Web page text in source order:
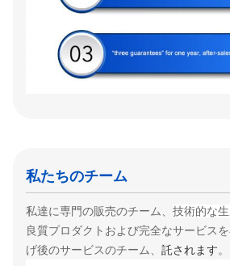
私たちのチーム
私達に専門の販売のチーム、 技術的な
良質プロダクトおよび完全なサービス
げ後のサービスのチーム、 託されます。